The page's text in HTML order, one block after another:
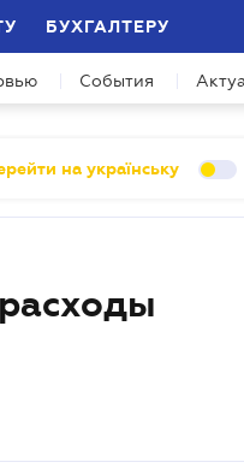
БУХГАЛТЕРУ
События
на українську